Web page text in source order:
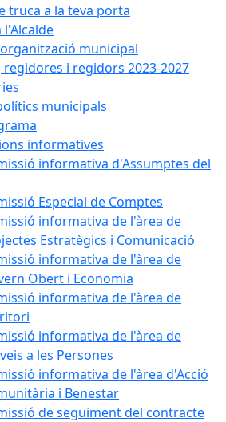
truca a la teva porta
l'Alcalde
municipal
regidores i regidors 2023-2027
municipals
informatives
informativa d'Assumptes del
Especial de Comptes
informativa de l'àrea de
Estratègics i Comunicació
informativa de l'àrea de
Obert i Economia
informativa de l'àrea de
informativa de l'àrea de
a les Persones
informativa de l'àrea d'Acció
i Benestar
de seguiment del contracte